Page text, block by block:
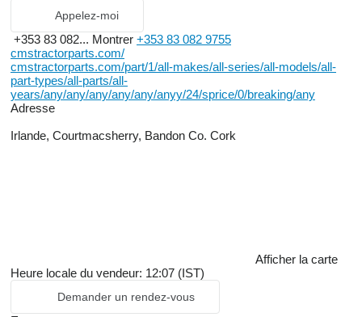
Appelez-moi
+353 83 082... Montrer +353 83 082 9755
cmstractorparts.com/
cmstractorparts.com/part/1/all-makes/all-series/all-models/all-
part-types/all-parts/all-
years/any/any/any/any/any/anyy/24/sprice/0/breaking/any
Adresse
Irlande, Courtmacsherry, Bandon Co. Cork
Afficher la carte
Heure locale du vendeur: 12:07 (IST)
Demander un rendez-vous